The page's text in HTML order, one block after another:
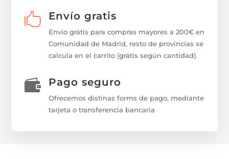
 Envío gratis
Envio grátis para compras mayores a 200€ en
Comunidad de Madrid, resto de provincias se
calcula en el carrito (grátis según cantidad).
 Pago seguro
Ofrecemos distinas forms de pago, mediante
tarjeta o transferencia bancaria